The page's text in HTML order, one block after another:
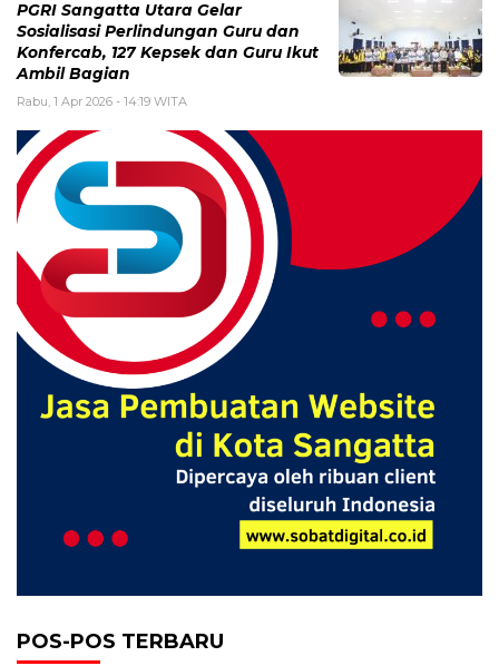
PGRI Sangatta Utara Gelar
Sosialisasi Perlindungan Guru dan
Konfercab, 127 Kepsek dan Guru Ikut
Ambil Bagian
Rabu, 1 Apr 2026 - 14:19 WITA
POS-POS TERBARU